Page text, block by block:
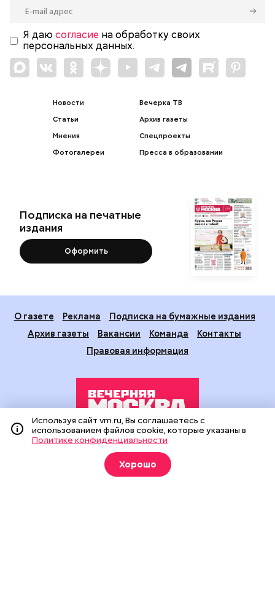
Я даю согласие на обработку своих
персональных данных.
Новости
Статьи
Мнения
Фотогалереи
Вечерка ТВ
Архив газеты
Спецпроекты
Пресса в образовании
Подписка на печатные
издания
Оформить
О газете Реклама
Подписка на бумажные издания
Архив газеты
Вакансии Команда
Контакты
Правовая информация
Издание создано при финансовой поддержке Департамента
средств массовой информации и рекламы города Москвы.
На сайте применяются рекомендательные технологии
(информационные технологии предоставления информации
Используя сайт vm.ru, Вы соглашаетесь с
использованием файлов cookie, которые указаны в
Политике конфиденциальности
Хорошо